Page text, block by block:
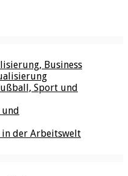
Business
Sport und
in der Arbeitswelt